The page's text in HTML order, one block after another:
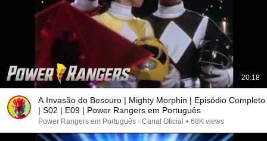
20:18
A Invasão do Besouro | Mighty Morphin | Episódio Completo
| S02 | E09 | Power Rangers em Português
Power Rangers em Português - Canal Oficial • 68K views